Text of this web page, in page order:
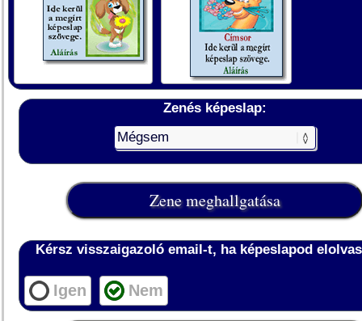
Zenés képeslap:
Kérsz visszaigazoló email-t, ha képeslapod
Igen Nem